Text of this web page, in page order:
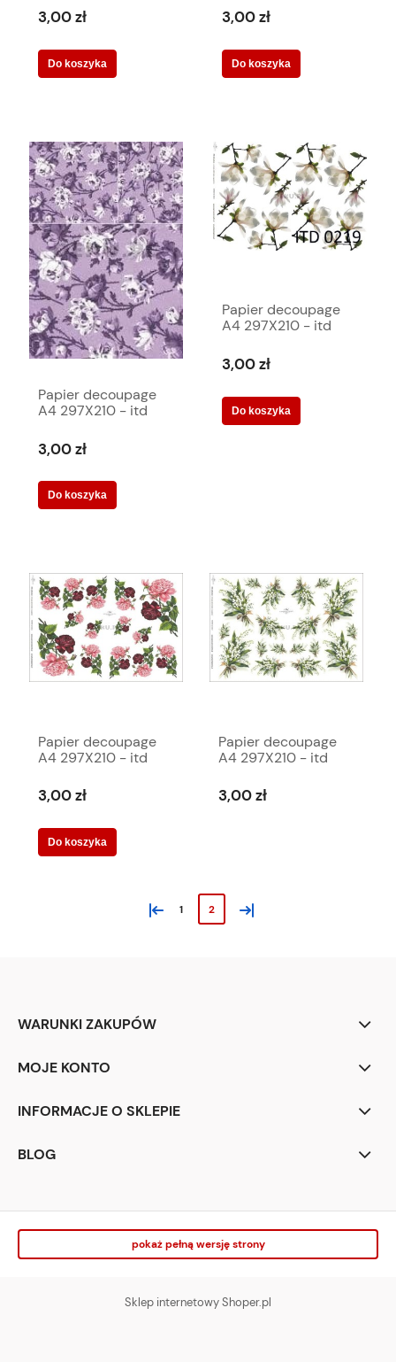
kwiatki - Nagietki
445
3,00 zł
Do koszyka
3,00 zł
Do koszyka
Papier decoupage
A4 297X210 - itd
3,00 zł
Do koszyka
Papier decoupage
A4 297X210 - itd
3,00 zł
Do koszyka
Papier decoupage
A4 297X210 - itd
3,00 zł
Do koszyka
Papier decoupage
A4 297X210 - itd
3,00 zł
« 1 2 »
WARUNKI ZAKUPÓW
MOJE KONTO
INFORMACJE O SKLEPIE
BLOG
pokaż pełną wersję strony
Sklep internetowy Shoper.pl